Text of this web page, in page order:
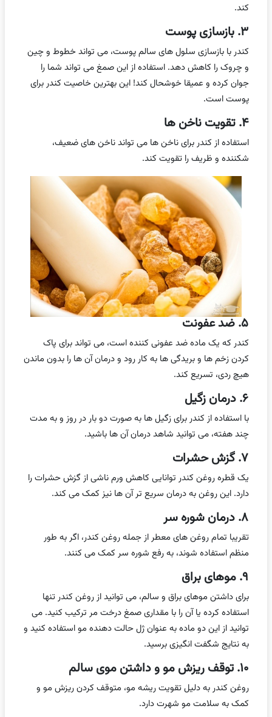
کند.
۳. بازسازی پوست
کندر با بازسازی سلول های سالم پوست، می تواند خطوط و چین
و چروک را کاهش دهد. استفاده از این صمغ می تواند شما را
جوان کرده و عمیقا خوشحال کند! این بهترین خاصیت کندر برای
پوست است.
۴. تقویت ناخن ها
استفاده از کندر برای ناخن ها می تواند ناخن های ضعیف،
شکننده و ظریف را تقویت کند.
۵. ضد عفونت
کندر که یک ماده ضد عفونی کننده است، می تواند برای پاک
کردن زخم ها و بریدگی ها به کار رود و درمان آن ها را بدون ماندن
هیچ ردی، تسریع کند.
۶. درمان زگیل
با استفاده از کندر برای زگیل ها به صورت دو بار در روز و به مدت
چند هفته، می توانید شاهد درمان آن ها باشید.
۷. گزش حشرات
یک قطره روغن کندر توانایی کاهش ورم ناشی از گزش حشرات را
دارد. این روغن به درمان سریع تر آن ها نیز کمک می کند.
۸. درمان شوره سر
تقریبا تمام روغن های معطر از جمله روغن کندر، اگر به طور
منظم استفاده شوند، به رفع شوره سر کمک می کنند.
۹. موهای براق
برای داشتن موهای براق و سالم، می توانید از روغن کندر تنها
استفاده کرده یا آن را با مقداری صمغ درخت مر ترکیب کنید. می
توانید از این دو ماده به عنوان ژل حالت دهنده مو استفاده کنید و
به نتایج شگفت انگیزی برسید.
۱۰. توقف ریزش مو و داشتن موی سالم
روغن کندر به دلیل تقویت ریشه مو، متوقف کردن ریزش مو و
کمک به سلامت مو شهرت دارد.